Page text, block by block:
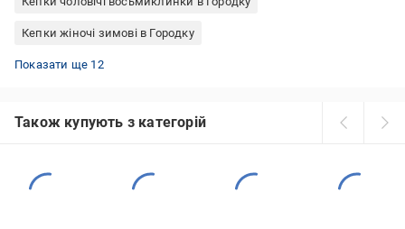
Кепки жіночі зимові в Городку
Бейсболки жіночі в Городку
Кепки чоловічі хуліганки в Городку
Кепки-німки чоловічі в Городку
Кепки літні чоловічі в Городку
Кепка тактична чорна в Городку
Кепки Puma чоловічі в Городку
Бейсболки чоловічі в Городку
Кепки чоловічі Nike в Городку
Кепки тракери чоловічі в Городку
Кепки Nike білі в Городку
Кепки C.P. Company з окулярами в Городку
Кепки Puma чорні в Городку
Показати ще 12
Також купують з категорій